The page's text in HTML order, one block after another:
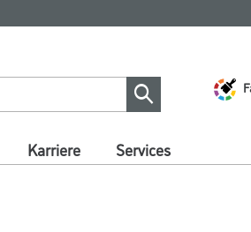
Karriere Services